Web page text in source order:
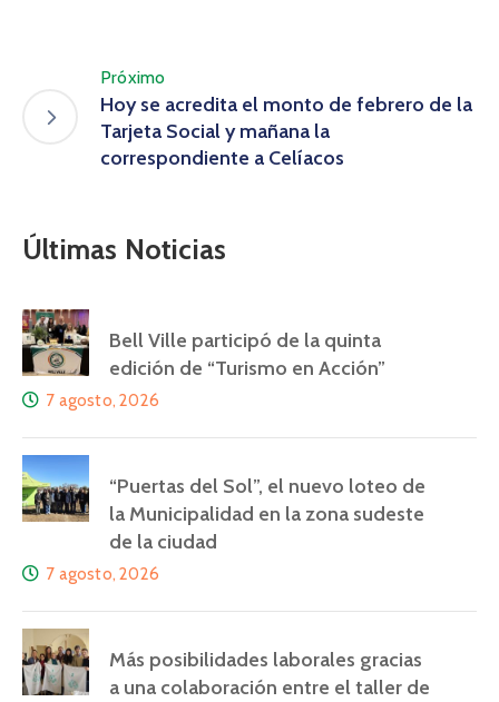
Próximo
Hoy se acredita el monto de febrero de la
Tarjeta Social y mañana la
correspondiente a Celíacos
Últimas Noticias
Bell Ville participó de la quinta
edición de “Turismo en Acción”
7 agosto, 2026
“Puertas del Sol”, el nuevo loteo de
la Municipalidad en la zona sudeste
de la ciudad
7 agosto, 2026
Más posibilidades laborales gracias
a una colaboración entre el taller de